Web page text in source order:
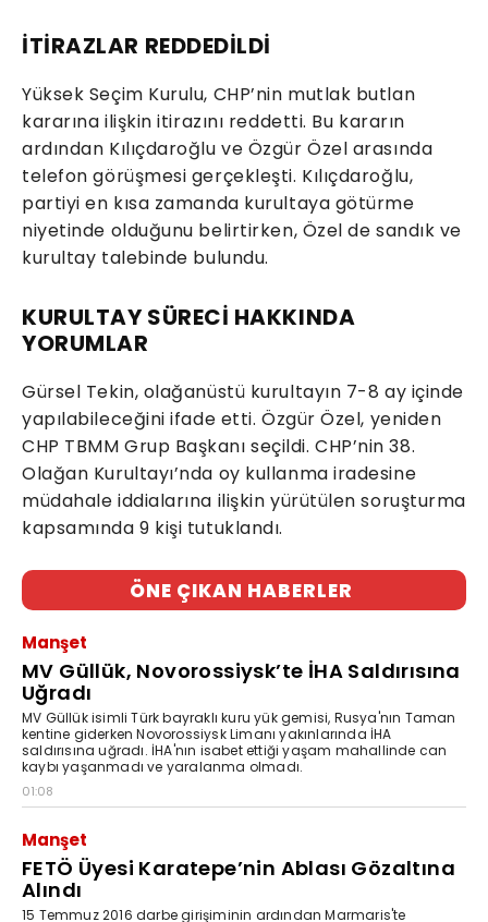
İTİRAZLAR REDDEDİLDİ
Yüksek Seçim Kurulu, CHP’nin mutlak butlan
kararına ilişkin itirazını reddetti. Bu kararın
ardından Kılıçdaroğlu ve Özgür Özel arasında
telefon görüşmesi gerçekleşti. Kılıçdaroğlu,
partiyi en kısa zamanda kurultaya götürme
niyetinde olduğunu belirtirken, Özel de sandık ve
kurultay talebinde bulundu.
KURULTAY SÜRECİ HAKKINDA
YORUMLAR
Gürsel Tekin, olağanüstü kurultayın 7-8 ay içinde
yapılabileceğini ifade etti. Özgür Özel, yeniden
CHP TBMM Grup Başkanı seçildi. CHP’nin 38.
Olağan Kurultayı’nda oy kullanma iradesine
müdahale iddialarına ilişkin yürütülen soruşturma
kapsamında 9 kişi tutuklandı.
ÖNE ÇIKAN HABERLER
Manşet
MV Güllük, Novorossiysk’te İHA Saldırısına
Uğradı
MV Güllük isimli Türk bayraklı kuru yük gemisi, Rusya'nın Taman
kentine giderken Novorossiysk Limanı yakınlarında İHA
saldırısına uğradı. İHA'nın isabet ettiği yaşam mahallinde can
kaybı yaşanmadı ve yaralanma olmadı.
01:08
Manşet
FETÖ Üyesi Karatepe’nin Ablası Gözaltına
Alındı
15 Temmuz 2016 darbe girişiminin ardından Marmaris'te